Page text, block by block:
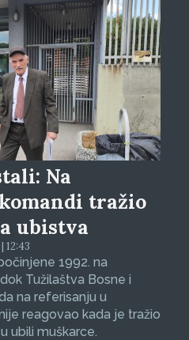
Na
tražio
ubistva
12:43
1992. na
Tužilaštva Bosne i
na referisanju u
reagovao kada je tražio
ubili muškarce.